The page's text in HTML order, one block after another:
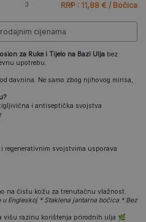
RRP : 11,88 € / Bočica
cijenama
za Ruke i Tijelo na Bazi Ulja bez
upotrebu.
davnina. Ne samo zbog njihovog mirisa,
i antiseptička svojstva
svojstvima usporava
na čistu kožu za trenutačnu vlažnost.
Engleskoj * Staklena jantarna bočica * Bez
višu razinu korištenja prirodnih ulja 🌿